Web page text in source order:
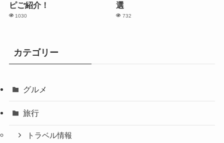
ピご紹介！
1030
選
732
カテゴリー
グルメ
旅行
トラベル情報